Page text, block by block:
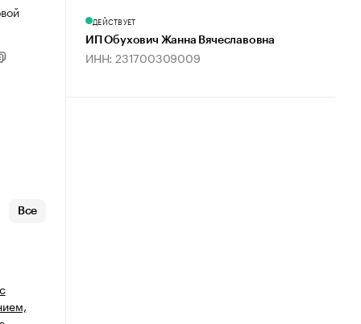
Все
ДЕЙСТВУЕТ
ИП Обухович Жанна Вячеславовна
ИНН: 231700309009